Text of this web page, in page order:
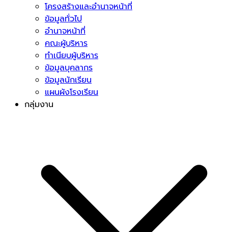
โครงสร้างและอำนาจหน้าที่
ข้อมูลทั่วไป
อำนาจหน้าที่
คณะผู้บริหาร
ทำเนียบผู้บริหาร
ข้อมูลบุคลากร
ข้อมูลนักเรียน
แผนผังโรงเรียน
กลุ่มงาน